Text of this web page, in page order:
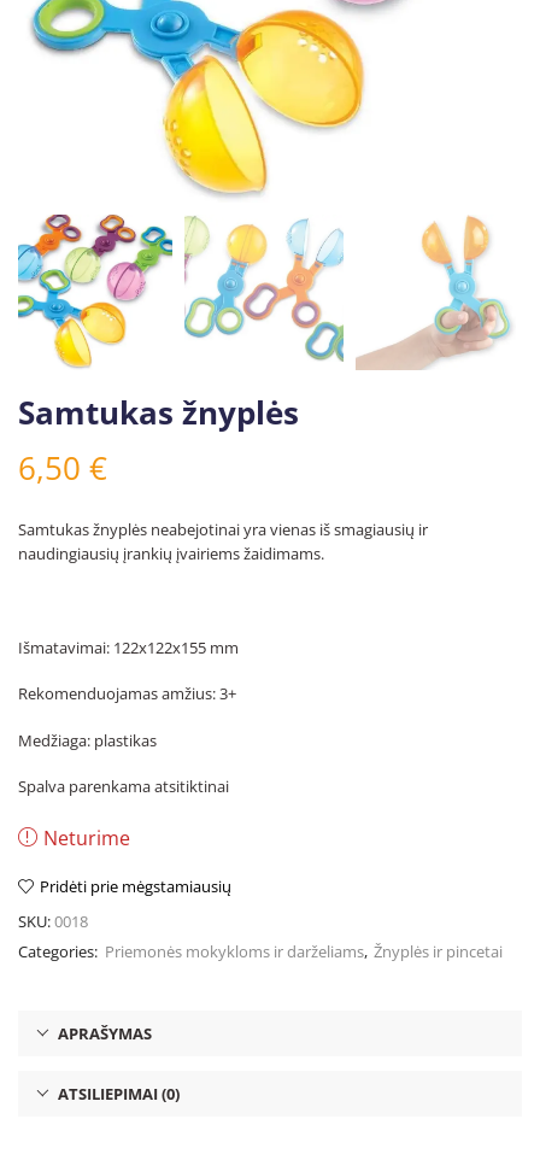
Samtukas žnyplės
6,50 €
Samtukas žnyplės neabejotinai yra vienas iš smagiausių ir
naudingiausių įrankių įvairiems žaidimams.
Išmatavimai: 122x122x155 mm
Rekomenduojamas amžius: 3+
Medžiaga: plastikas
Spalva parenkama atsitiktinai
Neturime
Pridėti prie mėgstamiausių
SKU:0018
Categories: Priemonės mokykloms ir darželiams, Žnyplės ir pincetai
APRAŠYMAS
ATSILIEPIMAI (0)